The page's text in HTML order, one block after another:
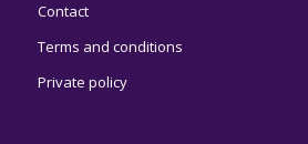
Contact
Terms and conditions
Private policy